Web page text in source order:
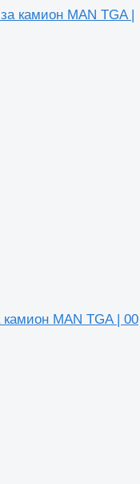
камион MAN TGA |
камион MAN TGA | 00